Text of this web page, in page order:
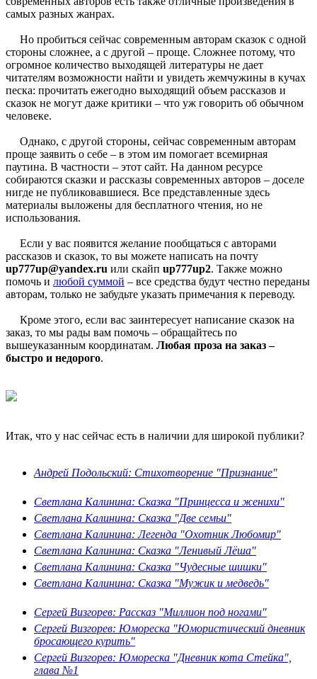
самых разных жанрах.
Но пробиться сейчас современным авторам сказок с одной
стороны сложнее, а с другой – проще. Сложнее потому, что
огромное количество выходящей литературы не дает
читателям возможности найти и увидеть жемчужины в кучах
песка: прочитать ежегодно выходящий объем рассказов и
сказок не могут даже критики – что уж говорить об обычном
человеке.
Однако, с другой стороны, сейчас современным авторам
проще заявить о себе – в этом им помогает всемирная
паутина. В частности – этот сайт. На данном ресурсе
собираются сказки и рассказы современных авторов – доселе
нигде не публиковавшиеся. Все представленные здесь
материалы выложены для бесплатного чтения, но не
использования.
Если у вас появится желание пообщаться с авторами
рассказов и сказок, то вы можете написать на почту
up777up@yandex.ru или скайп up777up2. Также можно
помочь и любой суммой – все средства будут честно переданы
авторам, только не забудьте указать примечания к переводу.
Кроме этого, если вас заинтересует написание сказок на
заказ, то мы рады вам помочь – обращайтесь по
вышеуказанным координатам. Любая проза на заказ –
быстро и недорого.
Итак, что у нас сейчас есть в наличии для широкой публики?
Андрей Подольский: Стихотворение "Признание"
Светлана Калинина: Сказка "Принцесса и женихи"
Светлана Калинина: Сказка "Две семьи"
Светлана Калинина: Легенда "Охотник Любомир"
Светлана Калинина: Сказка "Ленивый Лёша"
Светлана Калинина: Сказка "Чудесные шишки"
Светлана Калинина: Сказка "Мужик и медведь"
Сергей Визгорев: Рассказ "Миллион под ногами"
Сергей Визгорев: Юмореска "Юмористический дневник
бросающего курить"
Сергей Визгорев: Юмореска "Дневник кота Стейка",
глава №1